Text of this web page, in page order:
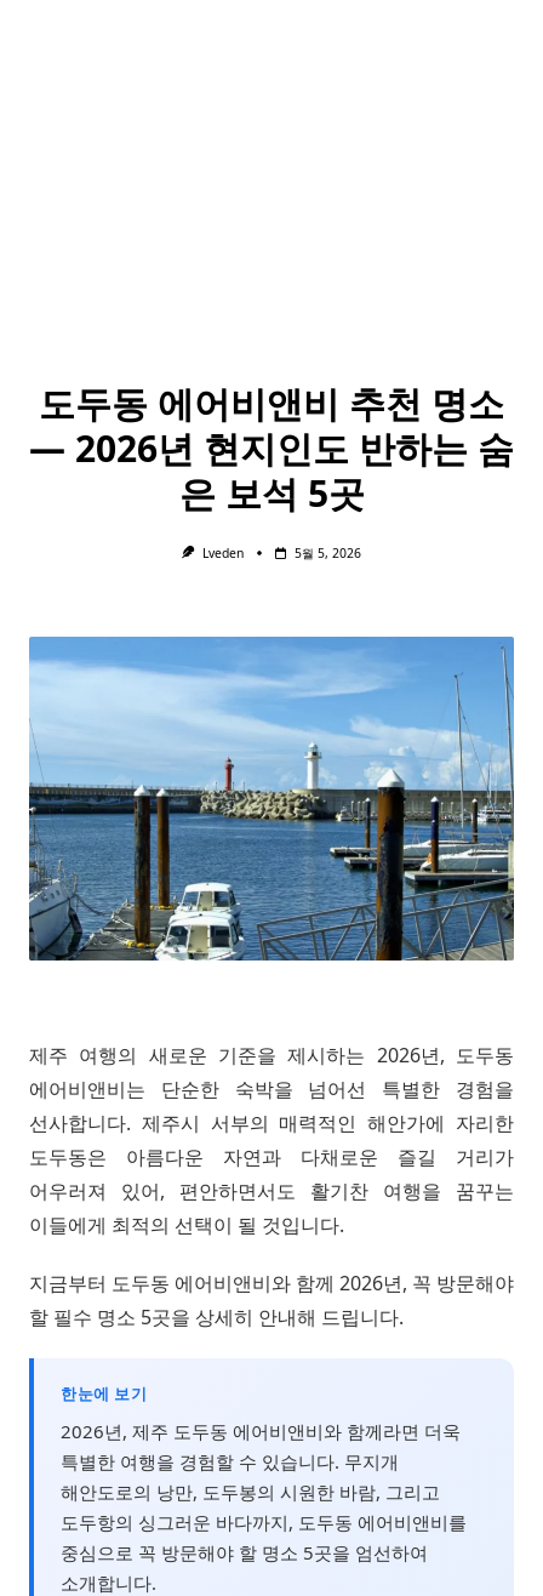
도두동 에어비앤비 추천 명소
— 2026년 현지인도 반하는 숨
은 보석 5곳
Lveden 5월 5, 2026
제주 여행의 새로운 기준을 제시하는 2026년, 도두동
에어비앤비는 단순한 숙박을 넘어선 특별한 경험을
선사합니다. 제주시 서부의 매력적인 해안가에 자리한
도두동은 아름다운 자연과 다채로운 즐길 거리가
어우러져 있어, 편안하면서도 활기찬 여행을 꿈꾸는
이들에게 최적의 선택이 될 것입니다.
지금부터 도두동 에어비앤비와 함께 2026년, 꼭 방문해야
할 필수 명소 5곳을 상세히 안내해 드립니다.
한눈에 보기
2026년, 제주 도두동 에어비앤비와 함께라면 더욱
특별한 여행을 경험할 수 있습니다. 무지개
해안도로의 낭만, 도두봉의 시원한 바람, 그리고
도두항의 싱그러운 바다까지, 도두동 에어비앤비를
중심으로 꼭 방문해야 할 명소 5곳을 엄선하여
소개합니다.